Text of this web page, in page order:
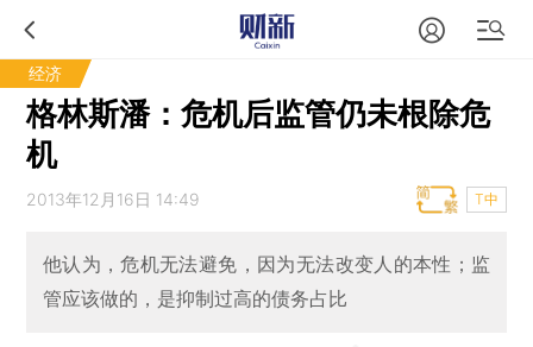
经济
格林斯潘：危机后监管仍未根除危
机
2013年12月16日 14:49 T中
他认为，危机无法避免，因为无法改变人的本性；监
管应该做的，是抑制过高的债务占比